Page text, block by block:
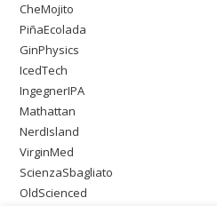
CheMojito
PiñaEcolada
GinPhysics
IcedTech
IngegnerIPA
Mathattan
NerdIsland
VirginMed
ScienzaSbagliato
OldScienced